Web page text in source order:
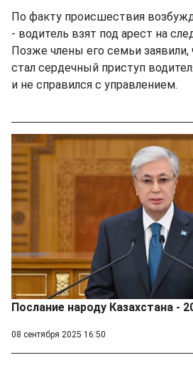
По факту происшествия
- водитель взят под арест на
Позже члены его семьи
стал сердечный приступ
и не справился с управлением.
Послание народу Казахстана -
08 сентября 2025 16:50